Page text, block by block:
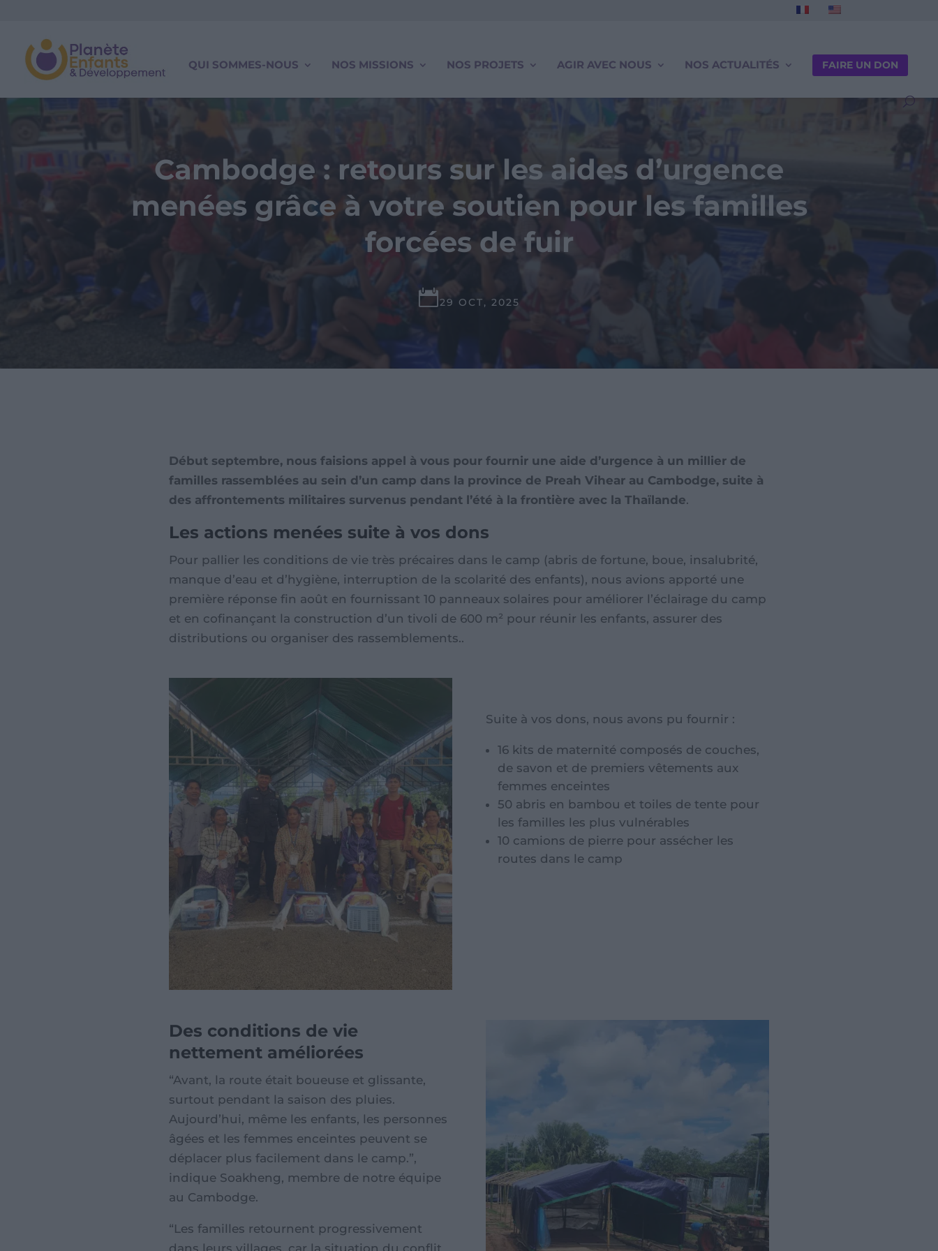
QUI SOMMES-NOUS NOS MISSIONS NOS PROJETS AGIR AVEC NOUS NOS ACTUALITÉS FAIRE UN DON
Cambodge : retours sur les aides d’urgence
menées grâce à votre soutien pour les familles
forcées de fuir
 29 OCT, 2025
Début septembre, nous faisions appel à vous pour fournir une aide d’urgence à un millier de
familles rassemblées au sein d’un camp dans la province de Preah Vihear au Cambodge, suite à
des affrontements militaires survenus pendant l’été à la frontière avec la Thaïlande.
Les actions menées suite à vos dons
Pour pallier les conditions de vie très précaires dans le camp (abris de fortune, boue, insalubrité,
manque d’eau et d’hygiène, interruption de la scolarité des enfants), nous avions apporté une
première réponse fin août en fournissant 10 panneaux solaires pour améliorer l’éclairage du camp
et en cofinançant la construction d’un tivoli de 600 m² pour réunir les enfants, assurer des
distributions ou organiser des rassemblements..
Suite à vos dons, nous avons pu fournir :
16 kits de maternité composés de couches,
de savon et de premiers vêtements aux
femmes enceintes
50 abris en bambou et toiles de tente pour
les familles les plus vulnérables
10 camions de pierre pour assécher les
routes dans le camp
Des conditions de vie
nettement améliorées
“Avant, la route était boueuse et glissante,
surtout pendant la saison des pluies.
Aujourd’hui, même les enfants, les personnes
âgées et les femmes enceintes peuvent se
déplacer plus facilement dans le camp.”,
indique Soakheng, membre de notre équipe
au Cambodge.
“Les familles retournent progressivement